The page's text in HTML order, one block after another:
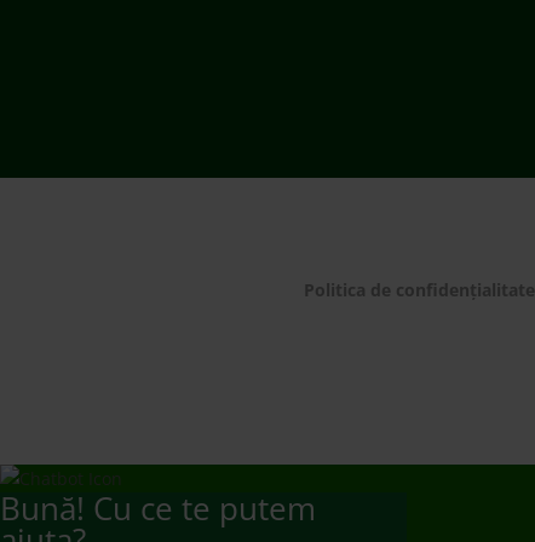
Politica de confidențialitate
Bună! Cu ce te putem